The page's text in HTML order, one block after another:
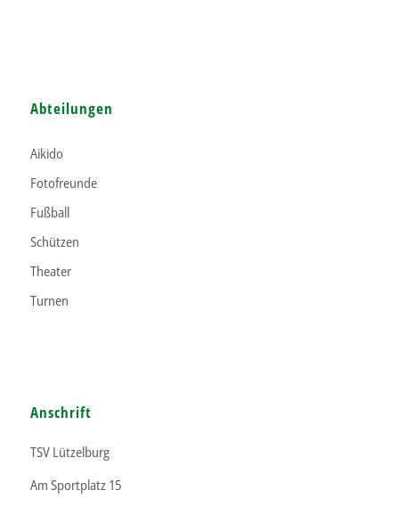
Abteilungen
Aikido
Fotofreunde
Fußball
Schützen
Theater
Turnen
Anschrift
TSV Lützelburg
Am Sportplatz 15